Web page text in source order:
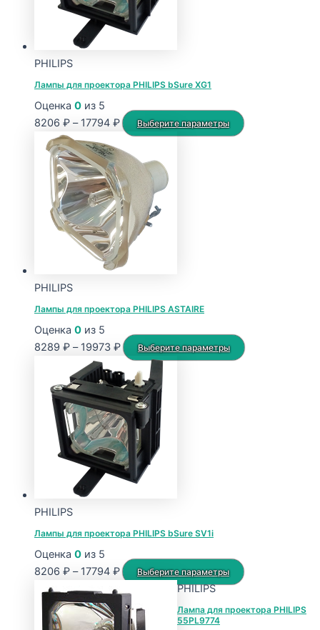
PHILIPS
Лампы для проектора PHILIPS bSure XG1
Оценка 0 из 5
8206 ₽ – 17794 ₽Диапазон
цен:
8206 ₽
–
17794 ₽
Выберите параметры
Этот
PHILIPS
Лампы для проектора PHILIPS ASTAIRE
Оценка 0 из 5
8289 ₽ – 19973 ₽Диапазон
цен:
8289 ₽
–
19973 ₽
Выберите параметры
Этот
PHILIPS
Лампы для проектора PHILIPS bSure SV1i
Оценка 0 из 5
8206 ₽ – 17794 ₽Диапазон
8206 ₽
Выберите параметры
Этот
имеет
PHILIPS
Лампа для проектора PHILIPS
55PL9774